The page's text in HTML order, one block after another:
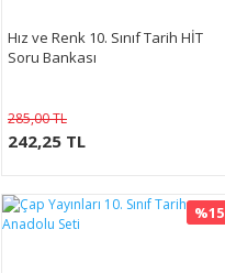
Hız ve Renk 10. Sınıf Tarih HİT
Soru Bankası
285,00 TL
242,25 TL
%15